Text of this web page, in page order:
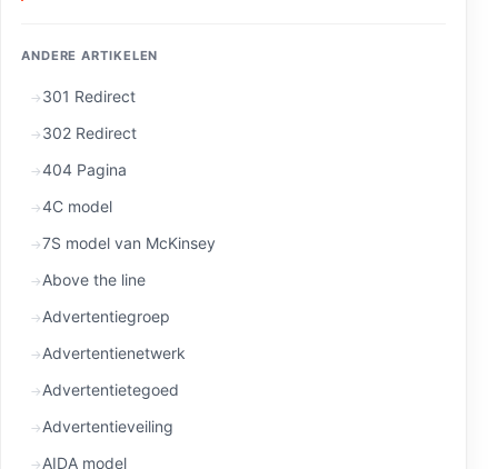
ANDERE ARTIKELEN
301 Redirect
302 Redirect
404 Pagina
4C model
7S model van McKinsey
Above the line
Advertentiegroep
Advertentienetwerk
Advertentietegoed
Advertentieveiling
AIDA model